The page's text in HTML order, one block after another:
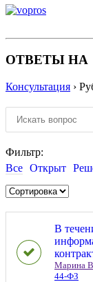
ОТВЕТЫ НА
Консультация ›
Фильтр:
Все Открыт
В
Марина
44-ФЗ